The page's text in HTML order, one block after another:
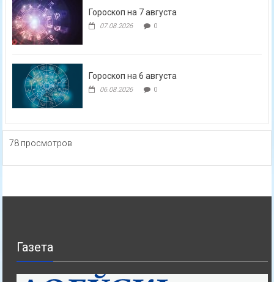
Гороскоп на 7 августа
07.08.2026 0
Гороскоп на 6 августа
06.08.2026 0
78 просмотров
Газета